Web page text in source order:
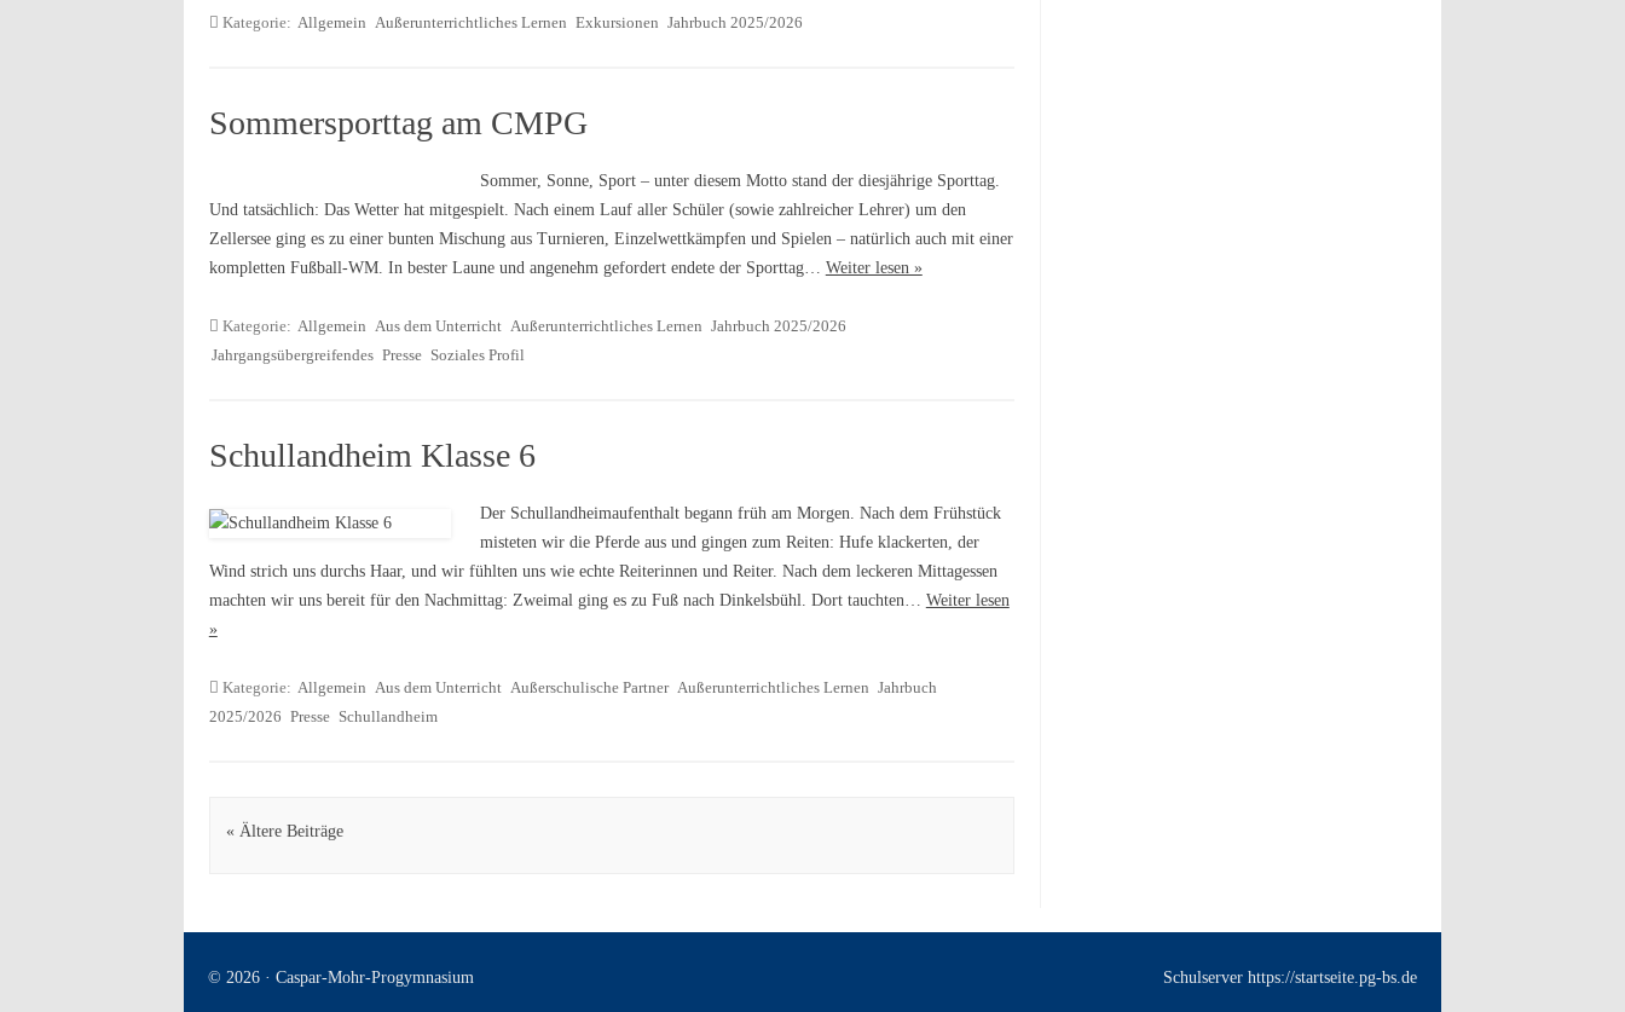
Kategorie: Allgemein Außerunterrichtliches Lernen Exkursionen Jahrbuch 2025/2026
Sommersporttag am CMPG
Sommer, Sonne, Sport – unter diesem Motto stand der diesjährige Sporttag.
Und tatsächlich: Das Wetter hat mitgespielt. Nach einem Lauf aller Schüler (sowie zahlreicher Lehrer) um den
Zellersee ging es zu einer bunten Mischung aus Turnieren, Einzelwettkämpfen und Spielen – natürlich auch mit einer
kompletten Fußball-WM. In bester Laune und angenehm gefordert endete der Sporttag… Weiter lesen »
Kategorie: Allgemein Aus dem Unterricht Außerunterrichtliches Lernen Jahrbuch 2025/2026
Jahrgangsübergreifendes Presse Soziales Profil
Schullandheim Klasse 6
Der Schullandheimaufenthalt begann früh am Morgen. Nach dem Frühstück
misteten wir die Pferde aus und gingen zum Reiten: Hufe klackerten, der
Wind strich uns durchs Haar, und wir fühlten uns wie echte Reiterinnen und Reiter. Nach dem leckeren Mittagessen
machten wir uns bereit für den Nachmittag: Zweimal ging es zu Fuß nach Dinkelsbühl. Dort tauchten… Weiter lesen
»
Kategorie: Allgemein Aus dem Unterricht Außerschulische Partner Außerunterrichtliches Lernen Jahrbuch
2025/2026 Presse Schullandheim
Artikel Navigation
« Ältere Beiträge
© 2026 · Caspar-Mohr-Progymnasium Schulserver https://startseite.pg-bs.de